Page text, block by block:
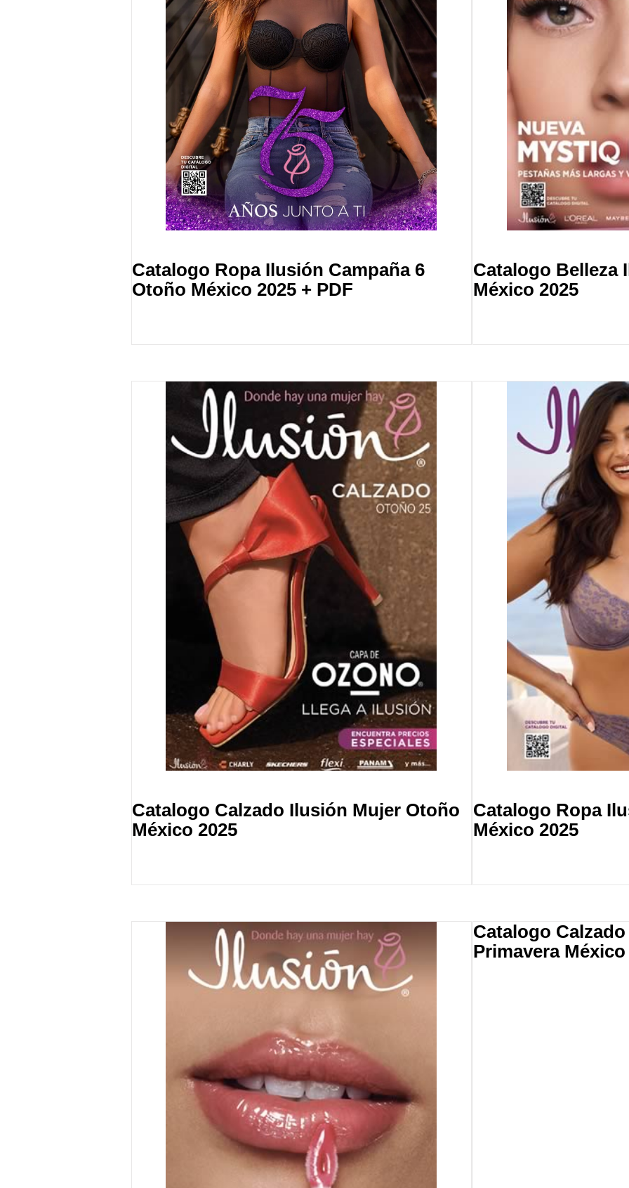
Catalogo Ropa Ilusión Campaña 6
Otoño México 2025 + PDF
Catalogo Belleza
México 2025
Catalogo Calzado Ilusión Mujer Otoño
México 2025
Catalogo Ropa
México 2025
Catalogo
Primavera México